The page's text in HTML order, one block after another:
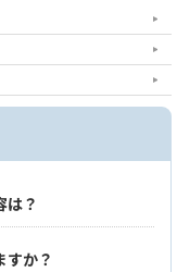
Xを取り付けた
ります。ま
スピーカーか
すので予めご
ます。
は？
すか？